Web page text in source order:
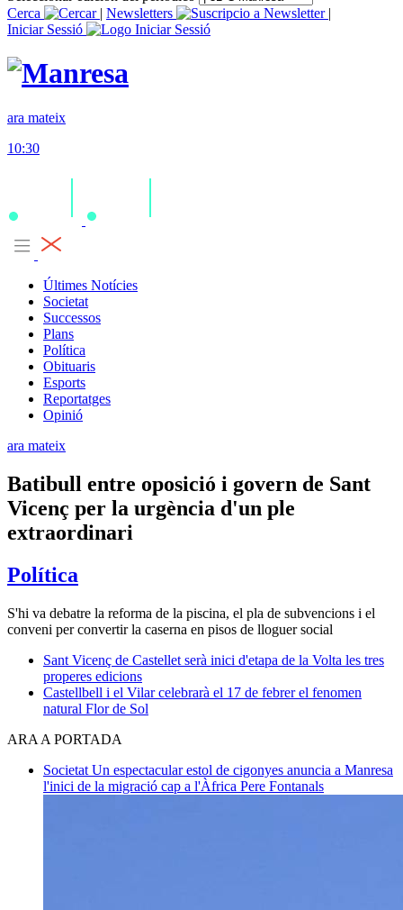
Cerca
| Newsletters
|
Iniciar Sessió
ara mateix
10:30
Últimes Notícies
Societat
Successos
Plans
Política
Obituaris
Esports
Reportatges
Opinió
ara mateix
Batibull entre oposició i govern de Sant
Vicenç per la urgència d'un ple
extraordinari
Política
S'hi va debatre la reforma de la piscina, el pla de subvencions i el
conveni per convertir la caserna en pisos de lloguer social
Sant Vicenç de Castellet serà inici d'etapa de la Volta les tres
properes edicions
Castellbell i el Vilar celebrarà el 17 de febrer el fenomen
natural Flor de Sol
ARA A PORTADA
Societat Un espectacular estol de cigonyes anuncia a Manresa
l'inici de la migració cap a l'Àfrica Pere Fontanals